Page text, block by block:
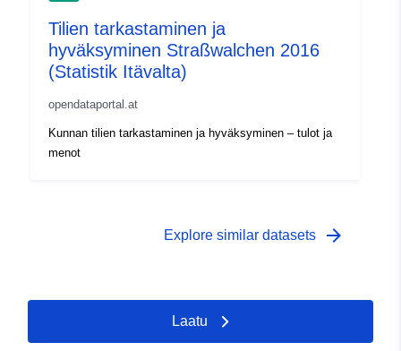
Tilien tarkastaminen ja
hyväksyminen Straßwalchen 2016
(Statistik Itävalta)
opendataportal.at
Kunnan tilien tarkastaminen ja hyväksyminen – tulot ja
menot
Explore similar datasets arrow_forward
Laatu